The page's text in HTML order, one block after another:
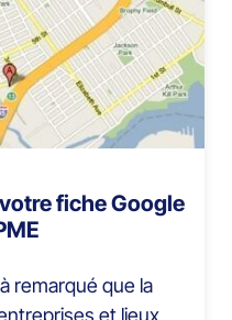
fiche Google
remarqué que la